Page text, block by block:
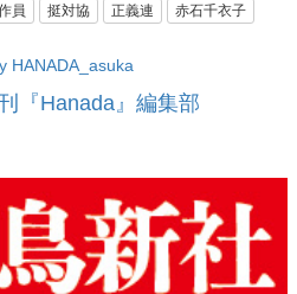
員 挺対協 正義連 赤石千衣子
HANADA_asuka
『Hanada』編集部